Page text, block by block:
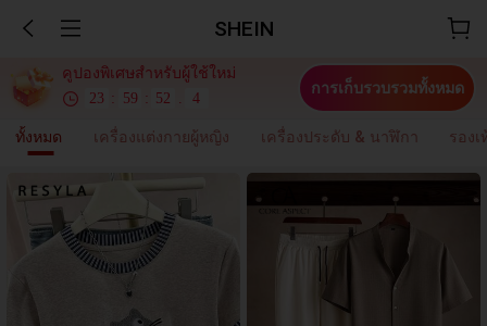
SHEIN
คูปองพิเศษสำหรับผู้ใช้ใหม่
23 : 59 : 52 . 0
การเก็บรวบรวมทั้งหมด
ทั้งหมด เครื่องแต่งกายผู้หญิง เครื่องประดับ & นาฬิกา รองเ